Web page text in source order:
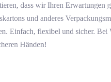
dass wir Ihren Erwartungen
und anderes
Einfach, flexibel und sicher.
Händen!